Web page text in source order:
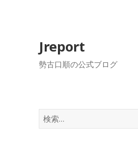
Jreport
勢古口順の公式ブログ
検
索